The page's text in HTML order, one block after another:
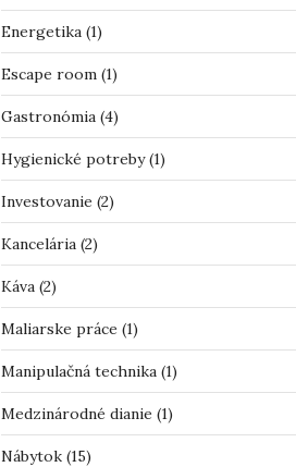
Energetika(1)
Escape room(1)
Gastronómia(4)
Hygienické potreby(1)
Investovanie (2)
Kancelária(2)
Káva(2)
Maliarske práce (1)
Manipulačná technika(1)
Medzinárodné dianie (1)
Nábytok(15)